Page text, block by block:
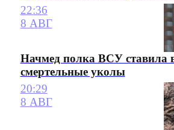
22:36
8 АВГ
Начмед полка ВСУ ставила
смертельные уколы
20:29
8 АВГ